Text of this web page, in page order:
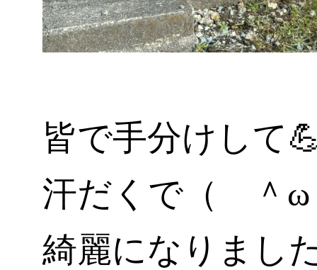
皆で手分けして
汗だくで（ ＾ω
綺麗になりまし